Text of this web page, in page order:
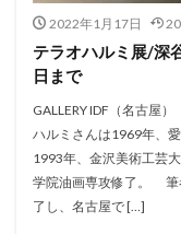
2022年1月17日
テラオハルミ展/深
日まで
GALLERY IDF（名古
ハルミさんは1969年、
1993年、金沢美術工芸
学院油画専攻修了。 筆
了し、名古屋で […]